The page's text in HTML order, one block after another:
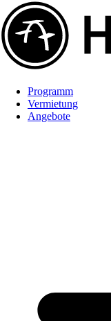
Programm
Vermietung
Angebote